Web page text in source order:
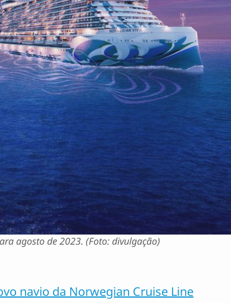
agosto de 2023. (Foto: divulgação)
navio da Norwegian Cruise Line